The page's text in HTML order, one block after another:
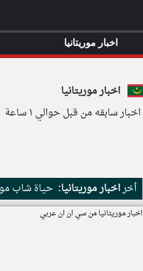
اخبار موريتانيا
اخبار سابقه من قبل حوالي ١ ساعة
أخراخبار موريتانيا: حياة شاب
اخبار موريتانيا من سي ان ان عربي
اخبار موريتانيا